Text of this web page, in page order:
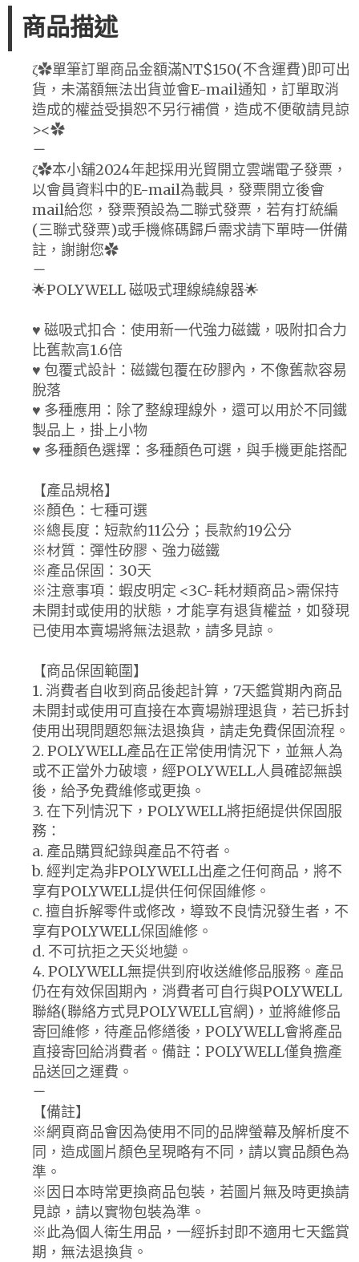
商品描述
ζ✿單筆訂單商品金額滿NT$150(不含運費)即可出
貨，未滿額無法出貨並會E-mail通知，訂單取消
造成的權益受損恕不另行補償，造成不便敬請見諒
><✿
－
ζ✿本小舖2024年起採用光貿開立雲端電子發票，
以會員資料中的E-mail為載具，發票開立後會
mail給您，發票預設為二聯式發票，若有打統編
(三聯式發票)或手機條碼歸戶需求請下單時一併備
註，謝謝您✿
－
🌟POLYWELL 磁吸式理線繞線器🌟
♥ 磁吸式扣合：使用新一代強力磁鐵，吸附扣合力
比舊款高1.6倍
♥ 包覆式設計：磁鐵包覆在矽膠內，不像舊款容易
脫落
♥ 多種應用：除了整線理線外，還可以用於不同鐵
製品上，掛上小物
♥ 多種顏色選擇：多種顏色可選，與手機更能搭配
【產品規格】
※顏色：七種可選
※總長度：短款約11公分；長款約19公分
※材質：彈性矽膠、強力磁鐵
※產品保固：30天
※注意事項：蝦皮明定 <3C-耗材類商品>需保持
未開封或使用的狀態，才能享有退貨權益，如發現
已使用本賣場將無法退款，請多見諒。
【商品保固範圍】
1. 消費者自收到商品後起計算，7天鑑賞期內商品
未開封或使用可直接在本賣場辦理退貨，若已拆封
使用出現問題恕無法退換貨，請走免費保固流程。
2. POLYWELL產品在正常使用情況下，並無人為
或不正當外力破壞，經POLYWELL人員確認無誤
後，給予免費維修或更換。
3. 在下列情況下，POLYWELL將拒絕提供保固服
務：
a. 產品購買紀錄與產品不符者。
b. 經判定為非POLYWELL出產之任何商品，將不
享有POLYWELL提供任何保固維修。
c. 擅自拆解零件或修改，導致不良情況發生者，不
享有POLYWELL保固維修。
d. 不可抗拒之天災地變。
4. POLYWELL無提供到府收送維修品服務。產品
仍在有效保固期內，消費者可自行與POLYWELL
聯絡(聯絡方式見POLYWELL官網)，並將維修品
寄回維修，待產品修繕後，POLYWELL會將產品
直接寄回給消費者。備註：POLYWELL僅負擔產
品送回之運費。
－
【備註】
※網頁商品會因為使用不同的品牌螢幕及解析度不
同，造成圖片顏色呈現略有不同，請以實品顏色為
準。
※因日本時常更換商品包裝，若圖片無及時更換請
見諒，請以實物包裝為準。
※此為個人衛生用品，一經拆封即不適用七天鑑賞
期，無法退換貨。